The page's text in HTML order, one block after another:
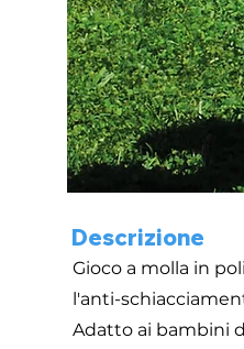
Descrizione
Gioco a molla in
l'anti-
Adatto ai bambini